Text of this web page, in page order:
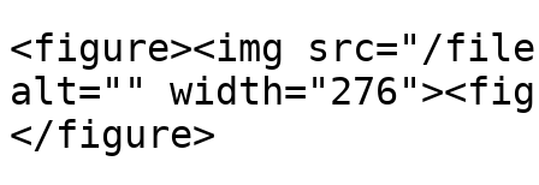
<figure><img src="/
alt=""
</figure>